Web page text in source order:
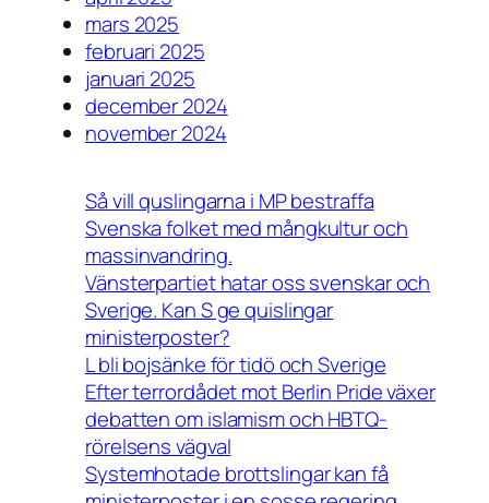
mars 2025
februari 2025
januari 2025
december 2024
november 2024
Så vill quslingarna i MP bestraffa
Svenska folket med mångkultur och
massinvandring.
Vänsterpartiet hatar oss svenskar och
Sverige. Kan S ge quislingar
ministerposter?
L bli bojsänke för tidö och Sverige
Efter terrordådet mot Berlin Pride växer
debatten om islamism och HBTQ-
rörelsens vägval
Systemhotade brottslingar kan få